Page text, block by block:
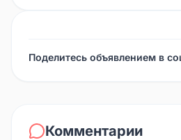
Поделитесь объявлением в
Комментарии